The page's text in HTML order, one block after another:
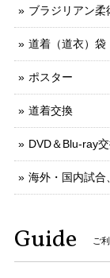
ブラジリアン柔
道着（道衣）袋
ポスター
道着交換
DVD＆Blu-ray
海外・国内試合
Guide ご